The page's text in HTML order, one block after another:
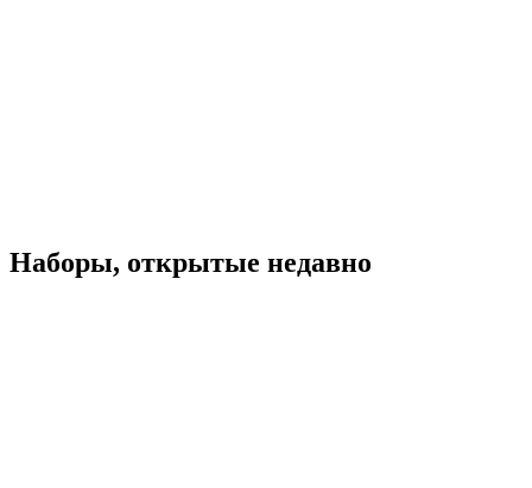
Наборы, открытые недавно